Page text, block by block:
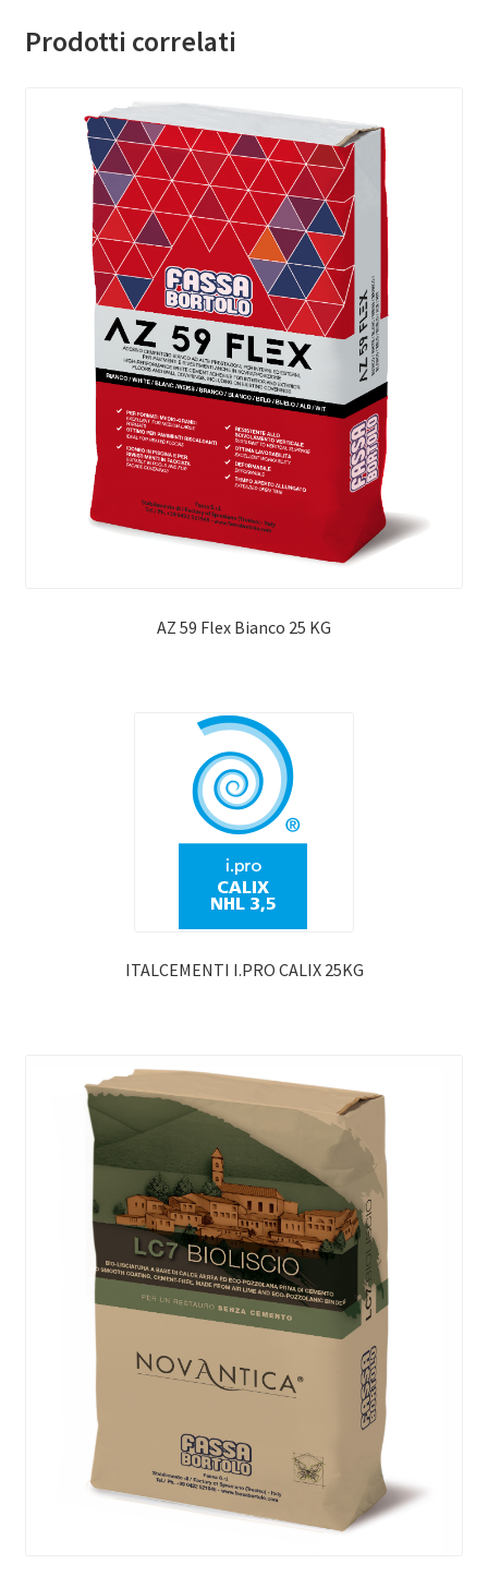
Prodotti correlati
AZ 59 Flex Bianco 25 KG
ITALCEMENTI I.PRO CALIX 25KG